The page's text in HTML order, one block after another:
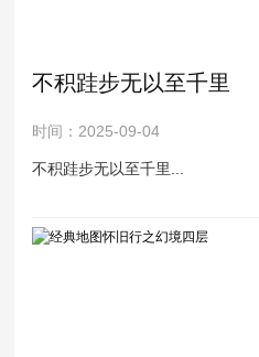
不积跬步无以至千里
时间：2025-09-04
不积跬步无以至千里...